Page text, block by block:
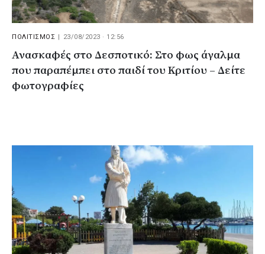
ΠΟΛΙΤΙΣΜΟΣ 23/08/2023 · 12:56
Ανασκαφές στο Δεσποτικό: Στο φως άγαλμα
που παραπέμπει στο παιδί του Κριτίου – Δείτε
φωτογραφίες